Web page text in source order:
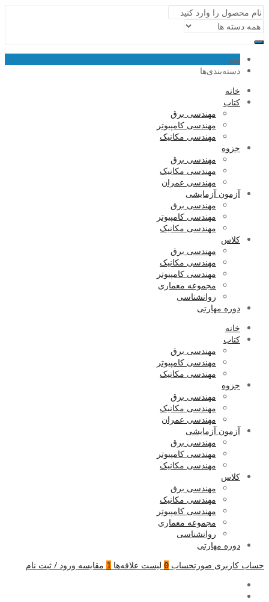
منو
دسته‌بندی‌ها
خانه
کتاب
مهندسی برق
مهندسی کامپیوتر
مهندسی مکانیک
جزوه
مهندسی برق
مهندسی مکانیک
مهندسی عمران
آزمون آزمایشی
مهندسی برق
مهندسی کامپیوتر
مهندسی مکانیک
کلاس
مهندسی برق
مهندسی مکانیک
مهندسی کامپیوتر
مجموعه معماری
روانشناسی
دوره مهارتی
خانه
کتاب
مهندسی برق
مهندسی کامپیوتر
مهندسی مکانیک
جزوه
مهندسی برق
مهندسی مکانیک
مهندسی عمران
آزمون آزمایشی
مهندسی برق
مهندسی کامپیوتر
مهندسی مکانیک
کلاس
مهندسی برق
مهندسی مکانیک
مهندسی کامپیوتر
مجموعه معماری
روانشناسی
دوره مهارتی
حساب کاربری صورتحساب 0 لیست علاقه‌ها 1 مقایسه ورود / ثبت نام